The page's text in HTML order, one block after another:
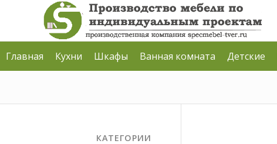
Главная Кухни Шкафы Ванная комната Детские
КАТЕГОРИИ